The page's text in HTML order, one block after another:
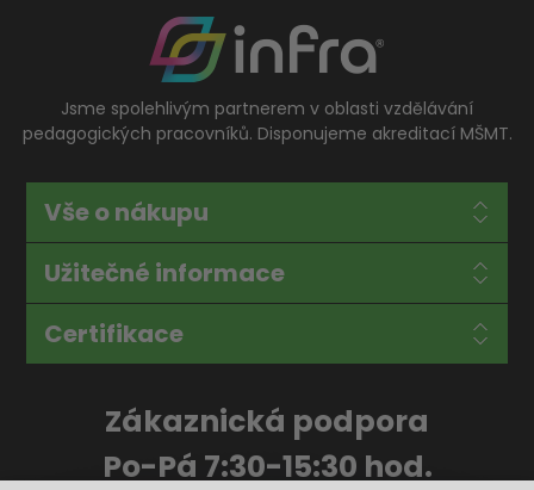
Jsme spolehlivým partnerem v oblasti vzdělávání
pedagogických pracovníků. Disponujeme akreditací MŠMT.
Vše o nákupu
Užitečné informace
Certifikace
Zákaznická podpora
Po-Pá 7:30-15:30 hod.